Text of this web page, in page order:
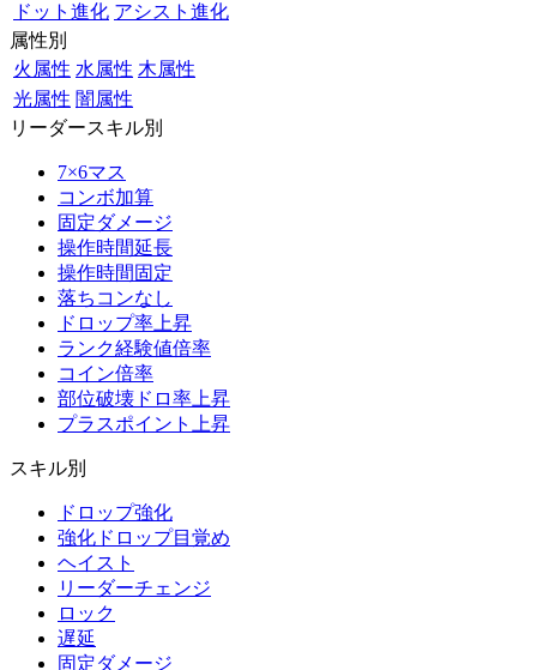
ドット進化 アシスト進化
属性別
火属性 水属性 木属性
光属性 闇属性
リーダースキル別
7×6マス
コンボ加算
固定ダメージ
操作時間延長
操作時間固定
落ちコンなし
ドロップ率上昇
ランク経験値倍率
コイン倍率
部位破壊ドロ率上昇
プラスポイント上昇
スキル別
ドロップ強化
強化ドロップ目覚め
ヘイスト
リーダーチェンジ
ロック
遅延
固定ダメージ